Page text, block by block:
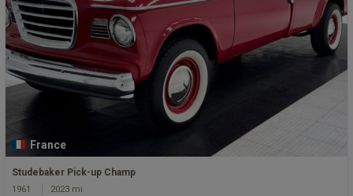
France
Studebaker Pick-up Champ
1961 2023 mi